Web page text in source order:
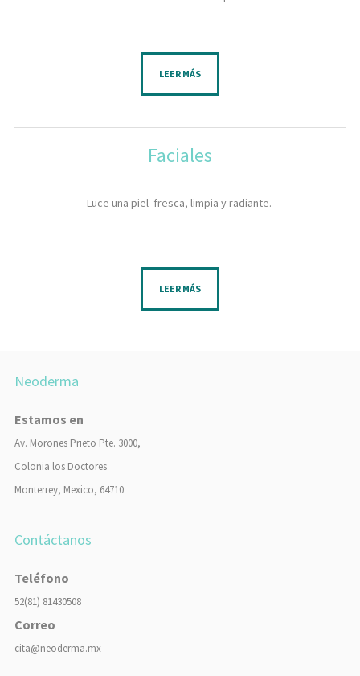
LEER MÁS
Faciales
Luce una piel fresca, limpia y radiante.
LEER MÁS
Neoderma
Estamos en
Av. Morones Prieto Pte. 3000,
Colonia los Doctores
Monterrey, Mexico, 64710
Contáctanos
Teléfono
52(81) 81430508
Correo
cita@neoderma.mx